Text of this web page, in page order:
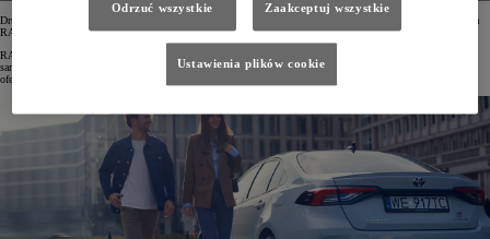
Drugą lokatę w światowym rankingu najpopularniejszych samochodów – po raz trzeci z rzędu – zajęła Toyota
RAV4. W 2022 roku sprzedano 871 220 egzemplarzy tego modelu.
RAV4 zadebiutował w Japonii i Europie w 1994 roku. Był to pierwszy kompaktowy SUV, czyli rekreacyjny
samochód 4x4 z samonośnym nadwoziem. Na rynku jest obecnie dostępna 5. generacja tego modelu,
oferowana m.in. z napędem hybrydowym FWD lub AWD-i, a także jako auto hybrydowe typu plug-in.
Odrzuć wszystkie Zaakceptuj wszystkie
Ustawienia plików cookie